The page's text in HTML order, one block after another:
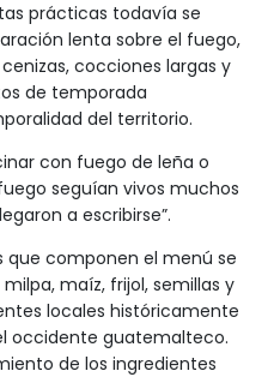
prácticas todavía se
lenta sobre el fuego,
cocciones largas y
de temporada
del territorio.
con fuego de leña o
seguían vivos muchos
a escribirse”.
que componen el menú se
maíz, frijol, semillas y
locales históricamente
occidente guatemalteco.
de los ingredientes